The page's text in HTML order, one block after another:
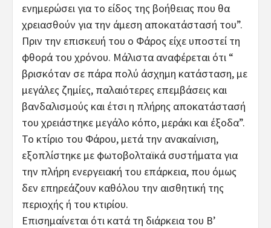
ενημερώσει για το είδος της βοήθειας που θα
χρειασθούν για την άμεση αποκατάστασή του”.
Πριν την επισκευή του ο Φάρος είχε υποστεί τη
φθορά του χρόνου. Μάλιστα αναφέρεται ότι “
βρισκόταν σε πάρα πολύ άσχημη κατάσταση, με
μεγάλες ζημίες, παλαιότερες επεμβάσεις και
βανδαλισμούς και έτσι η πλήρης αποκατάστασή
του χρειάστηκε μεγάλο κόπο, μεράκι και έξοδα”.
Το κτίριο του Φάρου, μετά την ανακαίνιση,
εξοπλίστηκε με φωτοβολταϊκά συστήματα για
την πλήρη ενεργειακή του επάρκεια, που όμως
δεν επηρεάζουν καθόλου την αισθητική της
περιοχής ή του κτιρίου.
Επισημαίνεται ότι κατά τη διάρκεια του Β’